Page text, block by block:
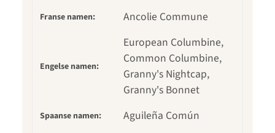
Franse namen: Ancolie Commune
Engelse namen:
European Columbine,
Common Columbine,
Granny's Nightcap,
Granny's Bonnet
Spaanse namen: Aguileña Común